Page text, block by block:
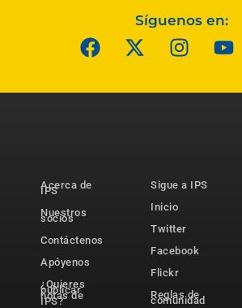
Síguenos en:
Acerca de
IPS
Nuestros
socios
Contáctenos
Apóyenos
¿Quieres
publicar
notas de
IPS?
Sigue a IPS
Inicio
Twitter
Facebook
Flickr
Reglas de
comunidad